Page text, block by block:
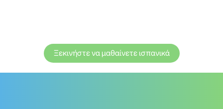
Ξεκινήστε να μαθαίνετε ισπανικά